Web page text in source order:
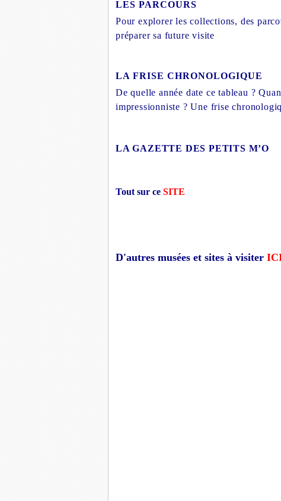
LES PARCOURS
Pour explorer les collections, des
préparer sa future visite
LA FRISE CHRONOLOGIQUE
De quelle année date ce tableau ?
impressionniste ? Une frise
LA GAZETTE DES PETITS M’O
Tout sur ce SITE
D'autres musées et sites à visiter